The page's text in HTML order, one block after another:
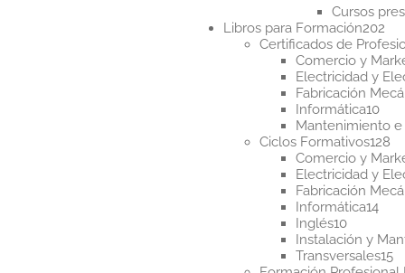
Cursos
Libros para Formación202
Certificados de
Comercio y
Electricidad y
Fabricación
Informática1010
Mantenimiento
Ciclos Formativos128
Comercio y
Electricidad y
Fabricación
Informática1414
Inglés1010
Instalación y
Transversales1515